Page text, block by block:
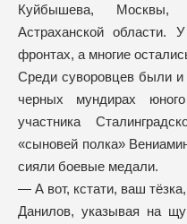
Куйбышева, Москвы,
Астраханской области.
фронтах, а многие
Среди суворовцев были
черных мундирах
участника
«сыновей полка»
сияли боевые медали.
— А вот, кстати, ваш
Данилов, указывая на